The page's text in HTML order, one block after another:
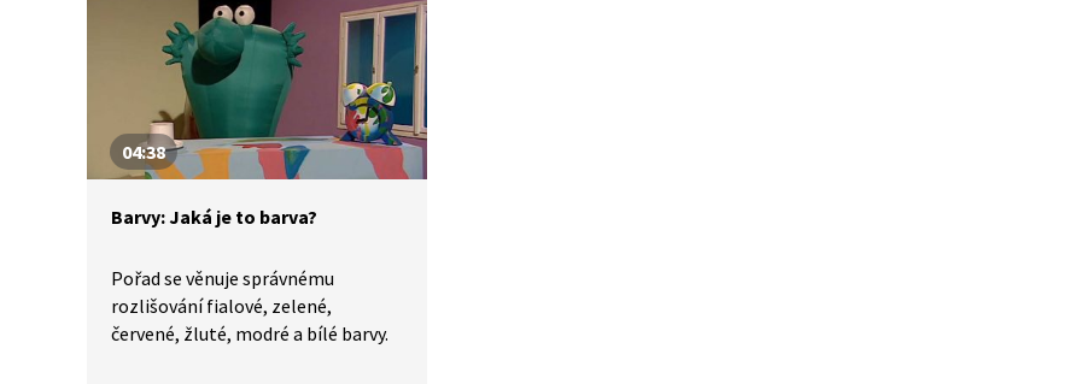
04:38
Barvy: Jaká je to barva?
Pořad se věnuje správnému
rozlišování fialové, zelené,
červené, žluté, modré a bílé barvy.